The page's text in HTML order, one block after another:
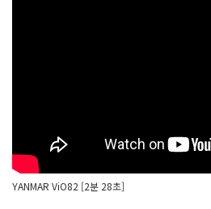
YANMAR ViO82 [2분 28초]